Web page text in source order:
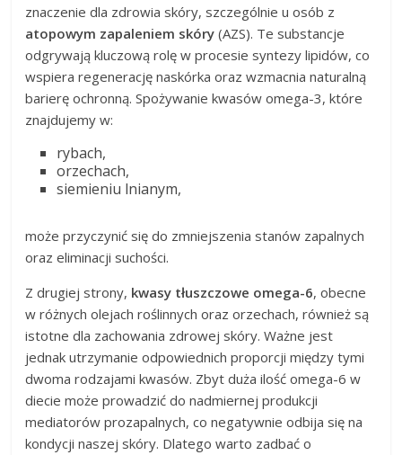
znaczenie dla zdrowia skóry, szczególnie u osób z
atopowym zapaleniem skóry (AZS). Te substancje
odgrywają kluczową rolę w procesie syntezy lipidów, co
wspiera regenerację naskórka oraz wzmacnia naturalną
barierę ochronną. Spożywanie kwasów omega-3, które
znajdujemy w:
rybach,
orzechach,
siemieniu lnianym,
może przyczynić się do zmniejszenia stanów zapalnych
oraz eliminacji suchości.
Z drugiej strony, kwasy tłuszczowe omega-6, obecne
w różnych olejach roślinnych oraz orzechach, również są
istotne dla zachowania zdrowej skóry. Ważne jest
jednak utrzymanie odpowiednich proporcji między tymi
dwoma rodzajami kwasów. Zbyt duża ilość omega-6 w
diecie może prowadzić do nadmiernej produkcji
mediatorów prozapalnych, co negatywnie odbija się na
kondycji naszej skóry. Dlatego warto zadbać o